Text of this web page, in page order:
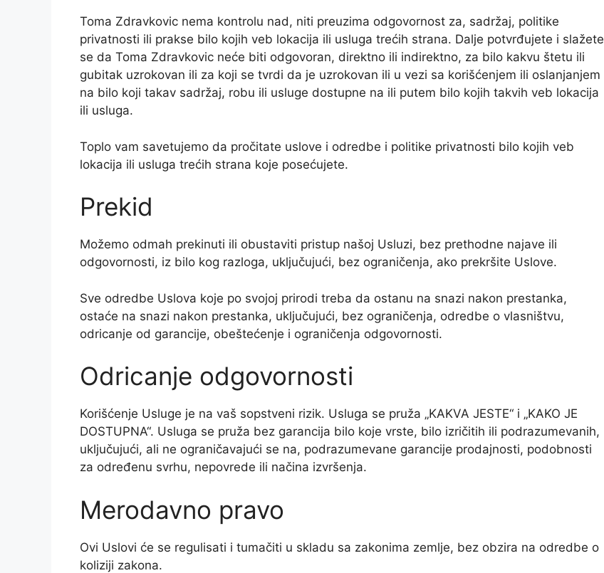
Toma Zdravkovic nema kontrolu nad, niti preuzima odgovornost za, sadržaj, politike
privatnosti ili prakse bilo kojih veb lokacija ili usluga trećih strana. Dalje potvrđujete i slažete
se da Toma Zdravkovic neće biti odgovoran, direktno ili indirektno, za bilo kakvu štetu ili
gubitak uzrokovan ili za koji se tvrdi da je uzrokovan ili u vezi sa korišćenjem ili oslanjanjem
na bilo koji takav sadržaj, robu ili usluge dostupne na ili putem bilo kojih takvih veb lokacija
ili usluga.
Toplo vam savetujemo da pročitate uslove i odredbe i politike privatnosti bilo kojih veb
lokacija ili usluga trećih strana koje posećujete.
Prekid
Možemo odmah prekinuti ili obustaviti pristup našoj Usluzi, bez prethodne najave ili
odgovornosti, iz bilo kog razloga, uključujući, bez ograničenja, ako prekršite Uslove.
Sve odredbe Uslova koje po svojoj prirodi treba da ostanu na snazi nakon prestanka,
ostaće na snazi nakon prestanka, uključujući, bez ograničenja, odredbe o vlasništvu,
odricanje od garancije, obeštećenje i ograničenja odgovornosti.
Odricanje odgovornosti
Korišćenje Usluge je na vaš sopstveni rizik. Usluga se pruža „KAKVA JESTE“ i „KAKO JE
DOSTUPNA“. Usluga se pruža bez garancija bilo koje vrste, bilo izričitih ili podrazumevanih,
uključujući, ali ne ograničavajući se na, podrazumevane garancije prodajnosti, podobnosti
za određenu svrhu, nepovrede ili načina izvršenja.
Merodavno pravo
Ovi Uslovi će se regulisati i tumačiti u skladu sa zakonima zemlje, bez obzira na odredbe o
koliziji zakona.